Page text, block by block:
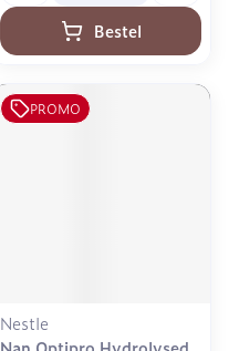
Bestel
PROMO
Nestle